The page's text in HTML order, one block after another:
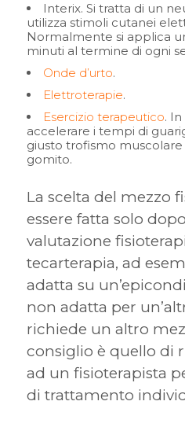
Interix. Si tratta di un
utilizza stimoli cutanei
Normalmente si applica
minuti al termine di ogni
Onde d’urto.
Elettroterapie.
Esercizio terapeutico.
accelerare i tempi di
giusto trofismo
gomito.
La scelta del mezzo
essere fatta solo
valutazione
tecarterapia, ad
adatta su
non adatta per
richiede un altro
consiglio è quello di
ad un fisioterapista
di trattamento